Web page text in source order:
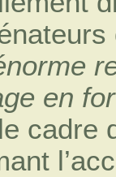
en
cadre